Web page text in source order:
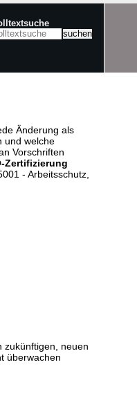
Änderung als
und welche
Vorschriften
Zertifizierung
- Arbeitsschutz,
zukünftigen, neuen
überwachen